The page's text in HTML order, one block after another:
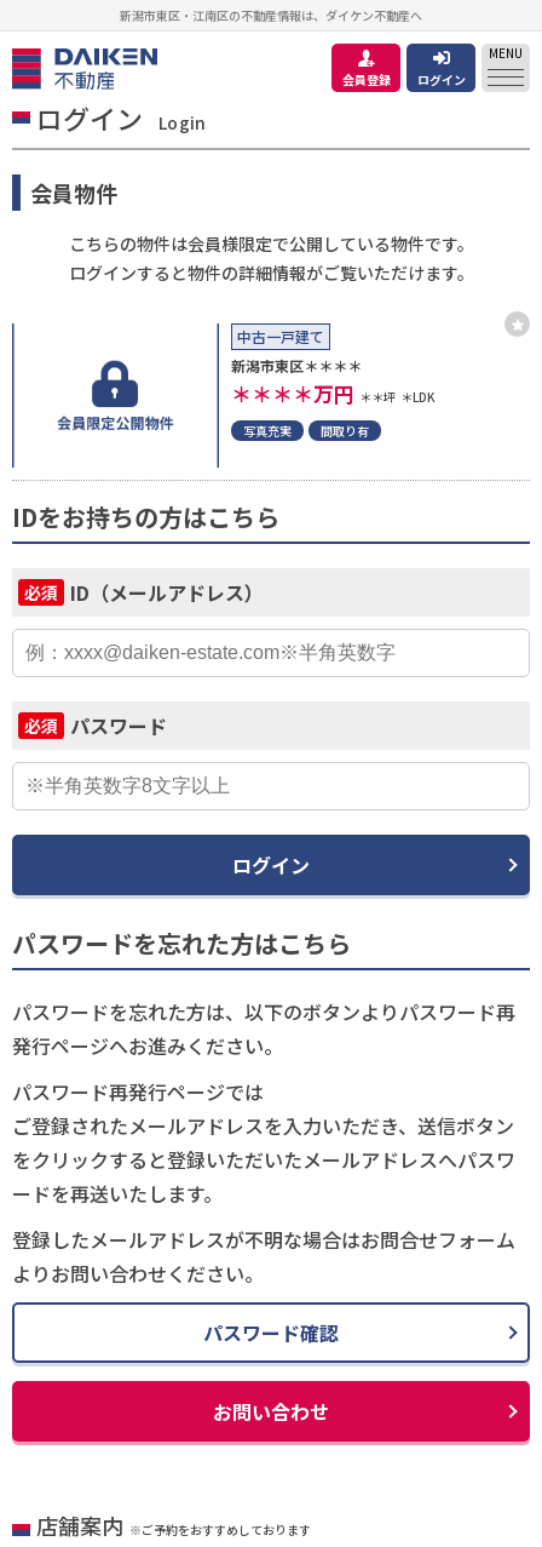
新潟市東区・江南区の不動産情報は、ダイケン不動産へ
会員登録 ログイン
MENU
ログイン Login
会員物件
こちらの物件は会員様限定で公開している物件です。
ログインすると物件の詳細情報がご覧いただけます。
中古一戸建て
新潟市東区＊＊＊＊
＊＊＊＊万円 ＊＊坪 ＊LDK
写真充実
間取り有
IDをお持ちの方はこちら
必須 ID（メールアドレス）
必須 パスワード
ログイン
パスワードを忘れた方はこちら
パスワードを忘れた方は、以下のボタンよりパスワード再
発行ページへお進みください。
パスワード再発行ページでは
ご登録されたメールアドレスを入力いただき、送信ボタン
をクリックすると登録いただいたメールアドレスへパスワ
ードを再送いたします。
登録したメールアドレスが不明な場合はお問合せフォーム
よりお問い合わせください。
パスワード確認
お問い合わせ
店舗案内 ※ご予約をおすすめしております